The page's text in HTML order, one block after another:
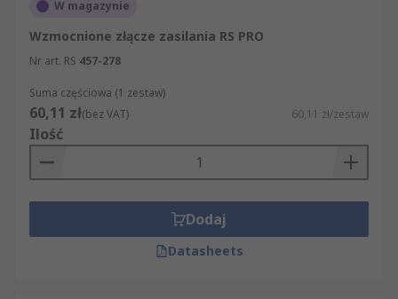
W magazynie
Wzmocnione złącze zasilania RS PRO
Nr art. RS 457-278
Suma częściowa (1 zestaw)
60,11 zł(bez VAT) 60,11 zł/zestaw
Ilość
Dodaj
Datasheets